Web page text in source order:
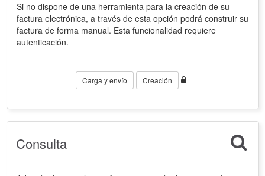
Si no dispone de una herramienta para la creación de su
factura electrónica, a través de esta opción podrá construir su
factura de forma manual. Esta funcionalidad requiere
autenticación.
Carga y envío Creación
Consulta